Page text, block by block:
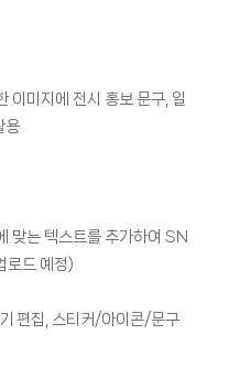
이미지에 전시 홍보 문구, 일
용
맞는 텍스트를 추가하여 SN
로드 예정)
편집, 스티커/아이콘/문구